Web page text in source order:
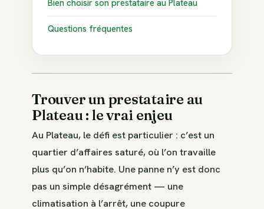
Bien choisir son prestataire au Plateau
Questions fréquentes
Trouver un prestataire au
Plateau : le vrai enjeu
Au Plateau, le défi est particulier : c’est un
quartier d’affaires saturé, où l’on travaille
plus qu’on n’habite. Une panne n’y est donc
pas un simple désagrément — une
climatisation à l’arrêt, une coupure